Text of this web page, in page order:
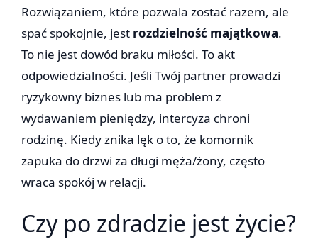
Rozwiązaniem, które pozwala zostać razem, ale
spać spokojnie, jest rozdzielność majątkowa.
To nie jest dowód braku miłości. To akt
odpowiedzialności. Jeśli Twój partner prowadzi
ryzykowny biznes lub ma problem z
wydawaniem pieniędzy, intercyza chroni
rodzinę. Kiedy znika lęk o to, że komornik
zapuka do drzwi za długi męża/żony, często
wraca spokój w relacji.
Czy po zdradzie jest życie?